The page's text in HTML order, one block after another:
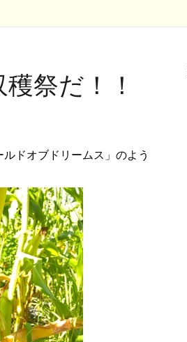
祭だ！！
ドオブドリームス」のよう